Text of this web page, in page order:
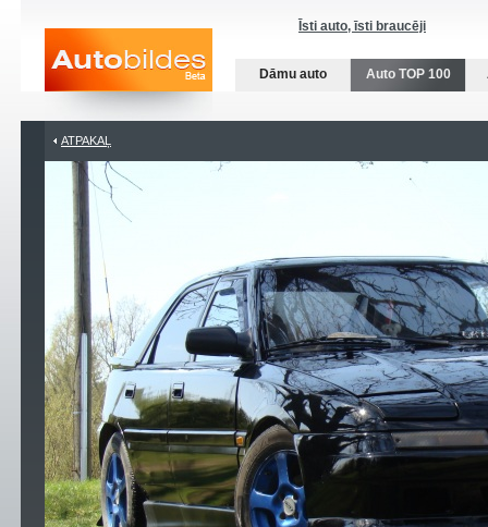
Īsti auto, īsti braucēji
Dāmu auto Auto TOP 100
ATPAKAĻ